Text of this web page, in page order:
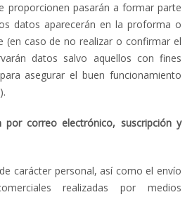
proporcionen pasarán a formar parte
datos aparecerán en la proforma o
(en caso de no realizar o confirmar el
datos salvo aquellos con fines
asegurar el buen funcionamiento
por correo electrónico, suscripción y
carácter personal, así como el envío
realizadas por medios